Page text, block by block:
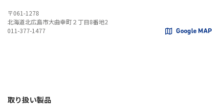
〒061-1278
北海道北広島市大曲幸町２丁目8番地2
011-377-1477
Google MAP
取り扱い製品